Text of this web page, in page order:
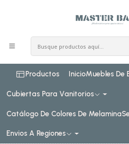
Productos InicioMuebles De
Cubiertas Para Vanitorios
Catálogo De Colores De Melamina
Envios A Regiones
Mueble Vanitorio aereo simple de